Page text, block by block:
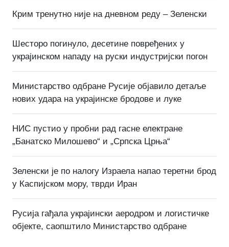
Крим тренутно није на дневном реду – Зеленски
Шесторо погинуло, десетине повређених у
украјинском нападу на руски индустријски погон
Министарство одбране Русије објавило детаље
нових удара на украјинске бродове и луке
НИС пустио у пробни рад гасне електране
„Банатско Милошево“ и „Српска Црња“
Зеленски је по налогу Израела напао теретни брод
у Каспијском мору, тврди Иран
Русија гађала украјински аеродром и логистичке
објекте, саопштило Министарство одбране